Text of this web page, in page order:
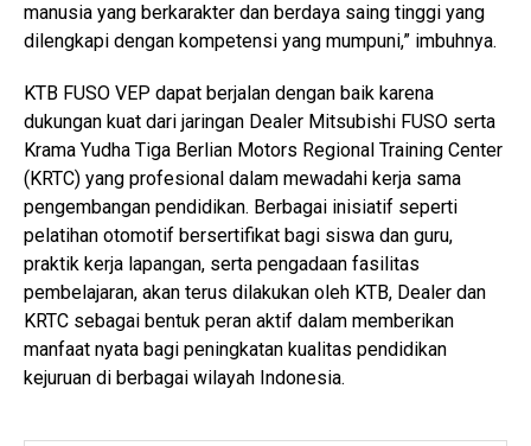
manusia yang berkarakter dan berdaya saing tinggi yang
dilengkapi dengan kompetensi yang mumpuni,” imbuhnya.
KTB FUSO VEP dapat berjalan dengan baik karena
dukungan kuat dari jaringan Dealer Mitsubishi FUSO serta
Krama Yudha Tiga Berlian Motors Regional Training Center
(KRTC) yang profesional dalam mewadahi kerja sama
pengembangan pendidikan. Berbagai inisiatif seperti
pelatihan otomotif bersertifikat bagi siswa dan guru,
praktik kerja lapangan, serta pengadaan fasilitas
pembelajaran, akan terus dilakukan oleh KTB, Dealer dan
KRTC sebagai bentuk peran aktif dalam memberikan
manfaat nyata bagi peningkatan kualitas pendidikan
kejuruan di berbagai wilayah Indonesia.